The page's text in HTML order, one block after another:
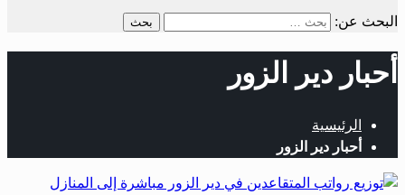
البحث عن:
أحبار دير الزور
الرئيسية
أحبار دير الزور